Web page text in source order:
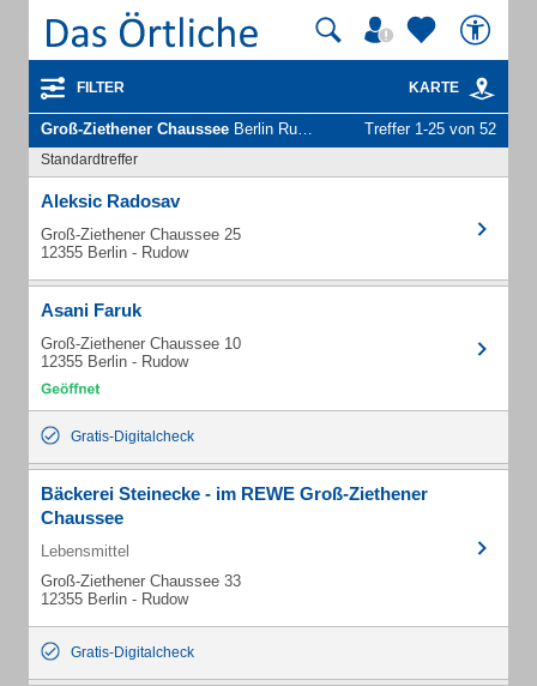
FILTER KARTE
Groß-Ziethener Chaussee Berlin Rudow - Unternehmen und Personen Treffer 1-25 von 52
Standardtreffer
Aleksic Radosav
Groß-Ziethener Chaussee 25
12355 Berlin - Rudow
Asani Faruk
Groß-Ziethener Chaussee 10
12355 Berlin - Rudow
Gratis-Digitalcheck
Bäckerei Steinecke - im REWE Groß-Ziethener
Chaussee
Lebensmittel
Groß-Ziethener Chaussee 33
12355 Berlin - Rudow
Gratis-Digitalcheck